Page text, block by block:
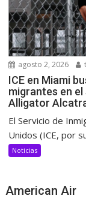
agosto 2, 2026
ICE en Miami
migrantes en
Alligator
El Servicio de
Unidos (ICE, por
Noticias
American Air